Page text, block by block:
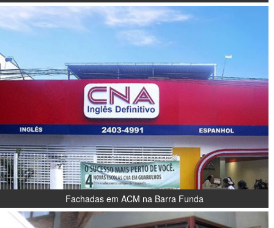
Fachadas em ACM na Barra Funda